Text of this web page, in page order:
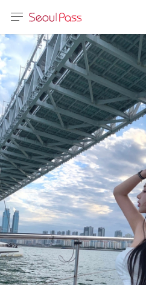
体)
文 (台灣)